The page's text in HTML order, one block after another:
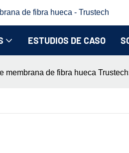
de fibra hueca - Trustech
ESTUDIOS DE CASO
membrana de fibra hueca